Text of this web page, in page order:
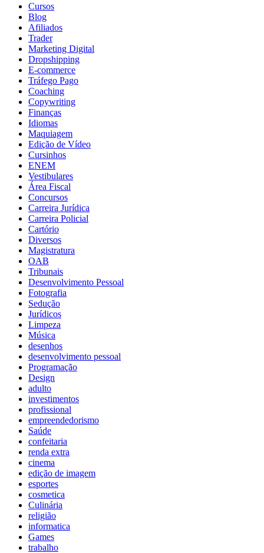
Cursos
Blog
Afiliados
Trader
Marketing Digital
Dropshipping
E-commerce
Tráfego Pago
Coaching
Copywriting
Finanças
Idiomas
Maquiagem
Edição de Vídeo
Cursinhos
ENEM
Vestibulares
Área Fiscal
Concursos
Carreira Jurídica
Carreira Policial
Cartório
Diversos
Magistratura
OAB
Tribunais
Desenvolvimento Pessoal
Fotografia
Sedução
Jurídicos
Limpeza
Música
desenhos
desenvolvimento pessoal
Programação
Design
adulto
investimentos
profissional
empreendedorismo
Saúde
confeitaria
renda extra
cinema
edição de imagem
esportes
cosmetica
Culinária
religião
informatica
Games
trabalho